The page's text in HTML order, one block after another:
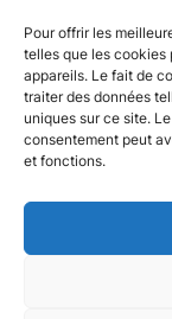
Pour offrir les
telles que les cookies
appareils. Le fait de
traiter des données
uniques sur ce site.
consentement peut
et fonctions.
Enregistrer
dans le